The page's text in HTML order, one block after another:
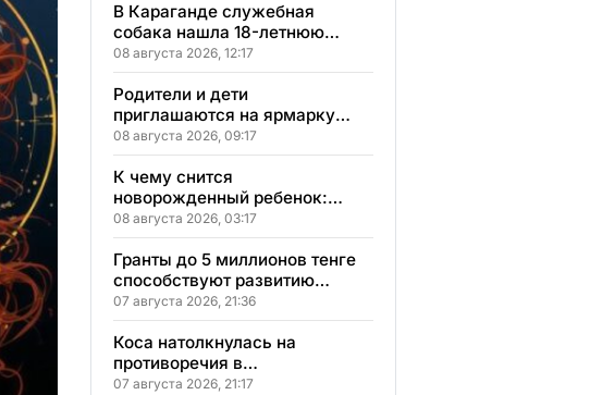
В Караганде служебная
собака нашла 18-летнюю
девушку, пропавшую после
свидания
08 августа 2026, 12:17
Родители и дети
приглашаются на ярмарку
школьной одежды в
Казахстане
08 августа 2026, 09:17
К чему снится
новорожденный ребенок:
сонник, толкование и
значение сна
08 августа 2026, 03:17
Гранты до 5 миллионов тенге
способствуют развитию
социального бизнеса в
Карагандинской области
07 августа 2026, 21:36
Коса натолкнулась на
противоречия в
Карагандинской области
07 августа 2026, 21:17